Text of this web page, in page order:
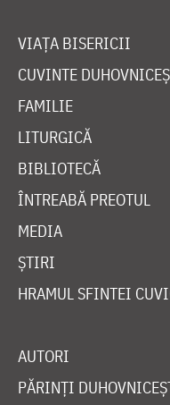
VIAȚA BISERICII
CUVINTE
FAMILIE
LITURGICĂ
BIBLIOTECĂ
ÎNTREABĂ PREOTUL
MEDIA
ȘTIRI
HRAMUL SFINTEI
AUTORI
PĂRINȚI